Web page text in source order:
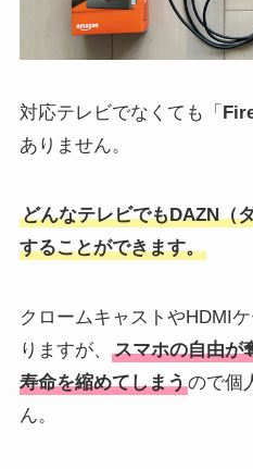
対応テレビでなくても「
ありません。
どんなテレビでもDAZN（
することができます。
クロームキャストやHDMI
りますが、
スマホの自由が
寿命を縮めてしまうので個
ん。